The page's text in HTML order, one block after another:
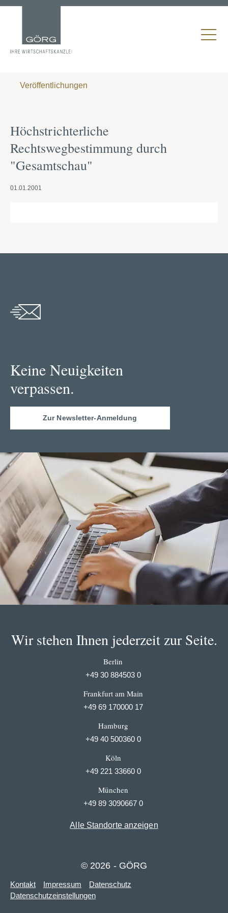
Veröffentlichungen
Höchstrichterliche
Rechtswegbestimmung durch
"Gesamtschau"
01.01.2001
Keine Neuigkeiten
verpassen.
Zur Newsletter-Anmeldung
Wir stehen Ihnen jederzeit zur Seite.
Berlin
+49 30 884503 0
Frankfurt am Main
+49 69 170000 17
Hamburg
+49 40 500360 0
Köln
+49 221 33660 0
München
+49 89 3090667 0
Alle Standorte anzeigen
© 2026 - GÖRG
Kontakt Impressum
Datenschutz
Datenschutzeinstellungen